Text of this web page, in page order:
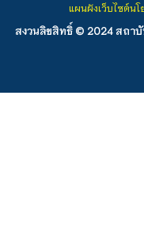
สงวนลิขสิทธิ์ © 2024 สถาบั
แผนผังเว็บไซต์นโ